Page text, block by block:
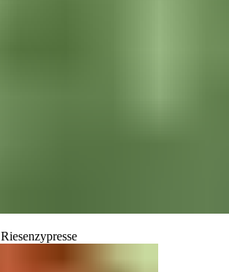
Riesenzypresse